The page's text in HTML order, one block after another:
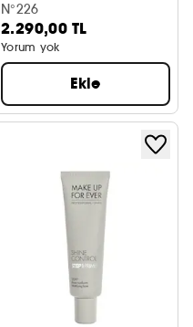
N°226
2.290,00 TL
Yorum yok
Ekle